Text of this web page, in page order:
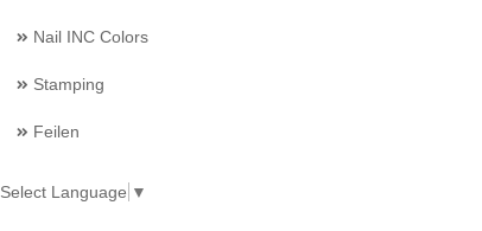
Nail INC Colors
Stamping
Feilen
Select Language ▼